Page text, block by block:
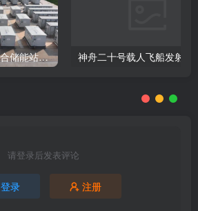
我国首个大型锂钠混合储能站投产，开启储能新时代
请登录后发表评论
登录 注册